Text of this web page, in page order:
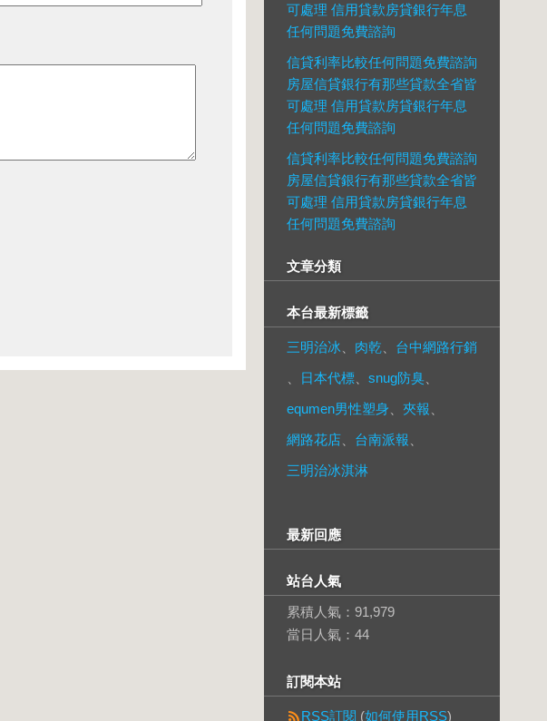
可處理 信用貸款房貸銀行年息
任何問題免費諮詢
信貸利率比較任何問題免費諮詢
房屋信貸銀行有那些貸款全省皆
可處理 信用貸款房貸銀行年息
任何問題免費諮詢
信貸利率比較任何問題免費諮詢
房屋信貸銀行有那些貸款全省皆
可處理 信用貸款房貸銀行年息
任何問題免費諮詢
文章分類
本台最新標籤
三明治冰 肉乾
台中網路行銷
日本代標 snug防臭
equmen男性塑身
夾報
網路花店
台南派報
三明治冰淇淋
最新回應
站台人氣
累積人氣： 91,979
當日人氣： 44
訂閱本站
RSS訂閱 (如何使用RSS)